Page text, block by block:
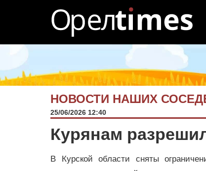
НОВОСТИ НАШИХ
25/06/2026 12:40
Курянам
В Курской области сняты